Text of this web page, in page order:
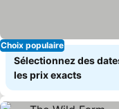
Choix populaire
Sélectionnez des
les prix exacts